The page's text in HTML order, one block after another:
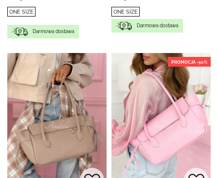
ONE SIZE
Darmowa dostawa
ONE SIZE
Darmowa dostawa
PROMOCJA -50%